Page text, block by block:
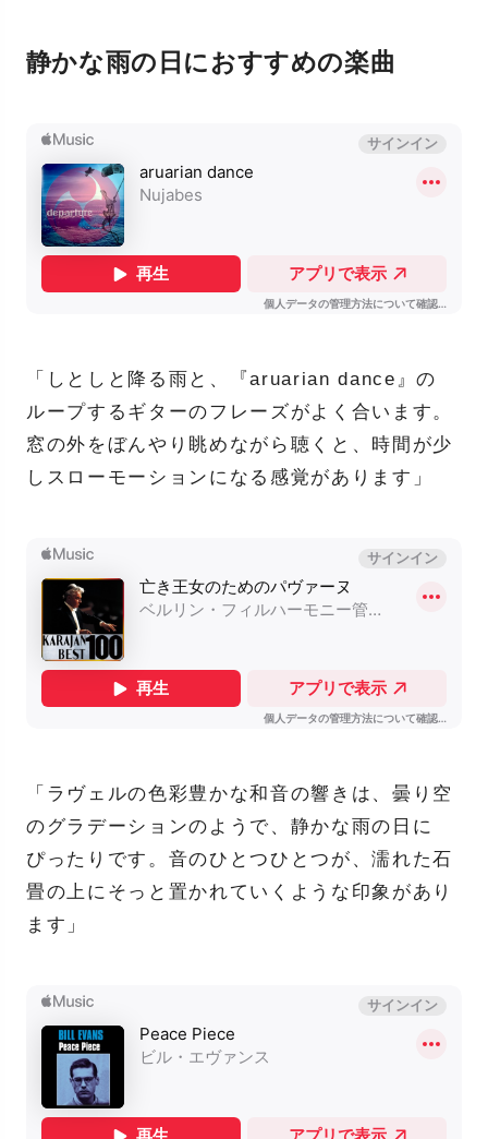
静かな雨の日におすすめの楽曲
「しとしと降る雨と、『aruarian dance』の
ループするギターのフレーズがよく合います。
窓の外をぼんやり眺めながら聴くと、時間が少
しスローモーションになる感覚があります」
「ラヴェルの色彩豊かな和音の響きは、曇り空
のグラデーションのようで、静かな雨の日に
ぴったりです。音のひとつひとつが、濡れた石
畳の上にそっと置かれていくような印象があり
ます」